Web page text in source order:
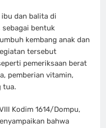
dan balita di
bentuk
kembang anak dan
tersebut
pemeriksaan berat
pemberian vitamin,
tua.
Kodim 1614/Dompu,
bahwa